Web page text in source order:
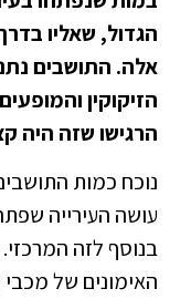
הגדול, שאליו
אלה. התושבים
הזיקוקין
הרגישו שזה היה
נוכח כמות
עושה העירייה
בנוסף לזה
האימונים של